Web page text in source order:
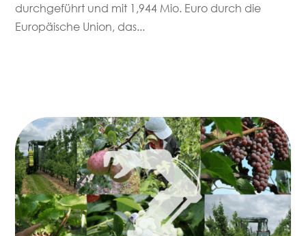
durchgeführt und mit 1,944 Mio. Euro durch die
Europäische Union, das...